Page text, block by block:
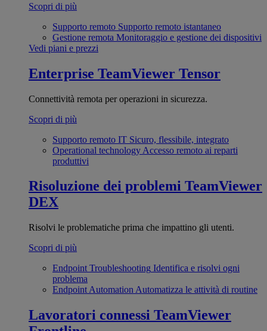
Scopri di più
Supporto remoto Supporto remoto istantaneo
Gestione remota Monitoraggio e gestione dei dispositivi
Vedi piani e prezzi
Enterprise TeamViewer Tensor
Connettività remota per operazioni in sicurezza.
Scopri di più
Supporto remoto IT Sicuro, flessibile, integrato
Operational technology Accesso remoto ai reparti
produttivi
Risoluzione dei problemi TeamViewer
DEX
Risolvi le problematiche prima che impattino gli utenti.
Scopri di più
Endpoint Troubleshooting Identifica e risolvi ogni
problema
Endpoint Automation Automatizza le attività di routine
Lavoratori connessi TeamViewer